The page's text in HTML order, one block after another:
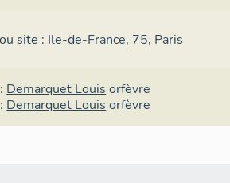
site : Ile-de-France, 75, Paris
Demarquet Louis orfèvre
Demarquet Louis orfèvre